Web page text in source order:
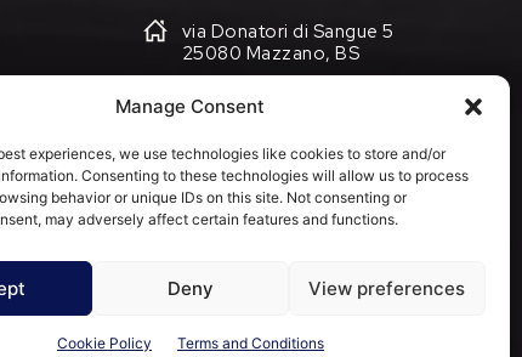
Manage Consent
experiences, we use technologies like cookies to store and/or
Consenting to these technologies will allow us to process
behavior or unique IDs on this site. Not consenting or
may adversely affect certain features and functions.
Deny View preferences
Cookie Policy Terms and Conditions
via Donatori di Sangue 5
25080 Mazzano, BS
Cookie Policy (EU)
Terms and Conditions
BS